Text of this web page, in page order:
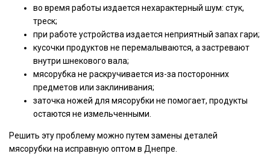
во время работы издается нехарактерный шум: стук,
треск;
при работе устройства издается неприятный запах гари;
кусочки продуктов не перемалываются, а застревают
внутри шнекового вала;
мясорубка не раскручивается из-за посторонних
предметов или заклинивания;
заточка ножей для мясорубки не помогает, продукты
остаются не измельченными.
Решить эту проблему можно путем замены деталей
мясорубки на исправную оптом в Днепре.